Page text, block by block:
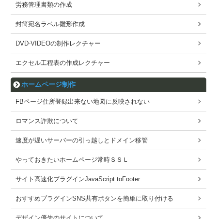
労務管理書類の作成
封筒宛名ラベル雛形作成
DVD-VIDEOの制作レクチャー
エクセル工程表の作成レクチャー
ホームページ制作
FBページ住所登録出来ない地図に反映されない
ロマンス詐欺について
速度が遅いサーバーの引っ越しとドメイン移管
やっておきたいホームページ常時ＳＳＬ
サイト高速化プラグインJavaScript toFooter
おすすめプラグインSNS共有ボタンを簡単に取り付ける